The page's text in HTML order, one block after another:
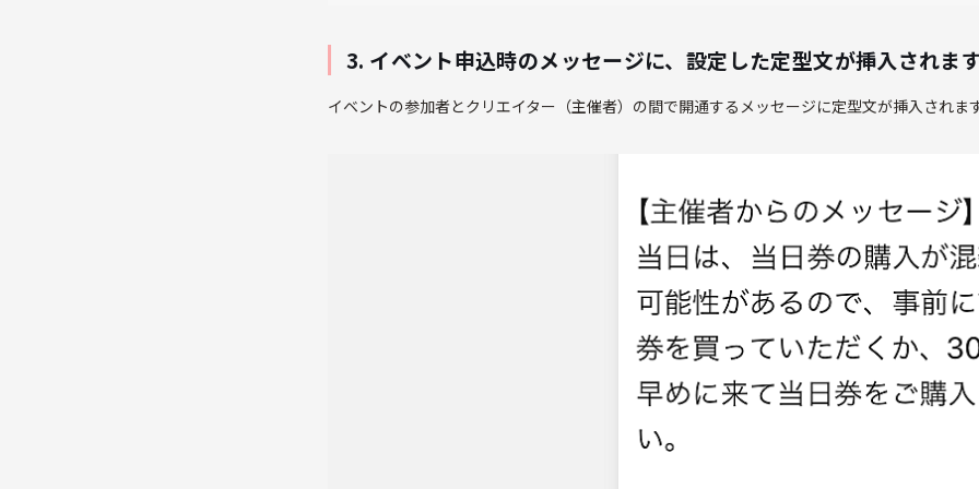
3. イベント申込時のメッセージに、設定した定型文が挿入されま
イベントの参加者とクリエイター（主催者）の間で開通するメッセージに定型文が挿入されま